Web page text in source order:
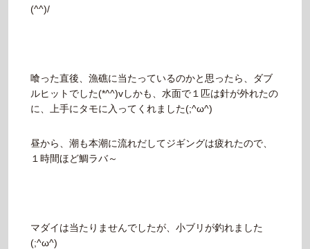
(^^)/
喰った直後、漁礁に当たっているのかと思ったら、ダブ
ルヒットでした(*^^)vしかも、水面で１匹は針が外れたの
に、上手にタモに入ってくれました(;^ω^)
昼から、潮も本潮に流れだしてジギングは疲れたので、
１時間ほど鯛ラバ～
マダイは当たりませんでしたが、小ブリが釣れました
(;^ω^)